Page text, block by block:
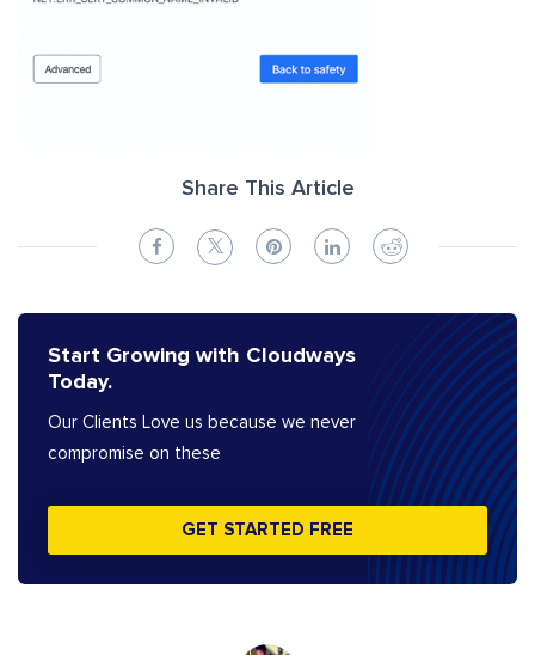
Share This Article
Start Growing with Cloudways
Today.
Our Clients Love us because we never
compromise on these
GET STARTED FREE